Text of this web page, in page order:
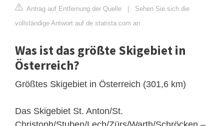
Antrag auf Entfernung der Quelle | Sehen Sie sich die
vollständige Antwort auf de.statista.com an
Was ist das größte Skigebiet in
Österreich?
Größtes Skigebiet in Österreich (301,6 km)
Das Skigebiet St. Anton/St.